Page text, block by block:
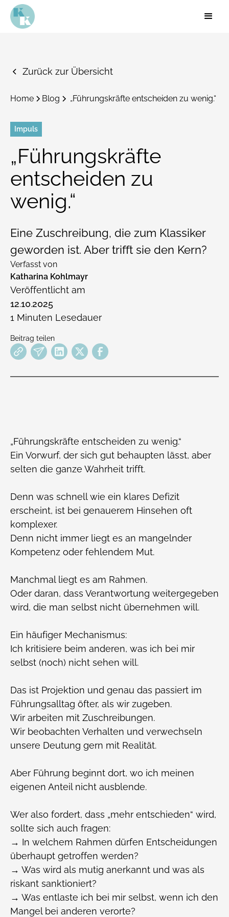
Zurück zur Übersicht
Home Blog „Führungskräfte entscheiden zu wenig.“
Impuls
„Führungskräfte
entscheiden zu
wenig.“
Eine Zuschreibung, die zum Klassiker
geworden ist. Aber trifft sie den Kern?
Verfasst von
Katharina Kohlmayr
Veröffentlicht am
12.10.2025
1 Minuten Lesedauer
Beitrag teilen
„Führungskräfte entscheiden zu wenig.“
Ein Vorwurf, der sich gut behaupten lässt, aber
selten die ganze Wahrheit trifft.
Denn was schnell wie ein klares Defizit
erscheint, ist bei genauerem Hinsehen oft
komplexer.
Denn nicht immer liegt es an mangelnder
Kompetenz oder fehlendem Mut.
Manchmal liegt es am Rahmen.
Oder daran, dass Verantwortung weitergegeben
wird, die man selbst nicht übernehmen will.
Ein häufiger Mechanismus:
Ich kritisiere beim anderen, was ich bei mir
selbst (noch) nicht sehen will.
Das ist Projektion und genau das passiert im
Führungsalltag öfter, als wir zugeben.
Wir arbeiten mit Zuschreibungen.
Wir beobachten Verhalten und verwechseln
unsere Deutung gern mit Realität.
Aber Führung beginnt dort, wo ich meinen
eigenen Anteil nicht ausblende.
Wer also fordert, dass „mehr entschieden“ wird,
sollte sich auch fragen:
→ In welchem Rahmen dürfen Entscheidungen
überhaupt getroffen werden?
→ Was wird als mutig anerkannt und was als
riskant sanktioniert?
→ Was entlaste ich bei mir selbst, wenn ich den
Mangel bei anderen verorte?